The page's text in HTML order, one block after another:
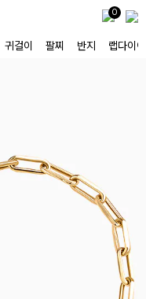
0
귀걸이 팔찌 반지 랩다이아